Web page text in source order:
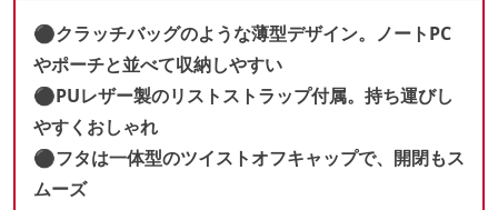
⚫︎クラッチバッグのような薄型デザイン。ノートPC
やポーチと並べて収納しやすい
⚫︎PUレザー製のリストストラップ付属。持ち運びし
やすくおしゃれ
⚫︎フタは一体型のツイストオフキャップで、開閉もス
ムーズ